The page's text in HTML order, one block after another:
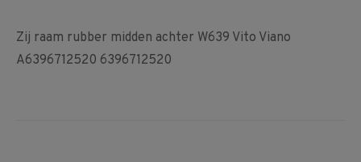
Zij raam rubber midden achter W639 Vito Viano
A6396712520 6396712520